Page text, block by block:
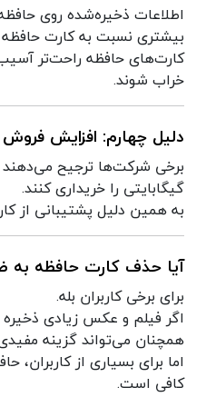
اطلاعات ذخیره‌شده روی
بیشتری نسبت به کارت حافظه
کارت‌های حافظه راحت‌تر
خراب شوند.
دلیل چهارم: افزایش
گیگابایتی را خریداری کنند.
به همین دلیل پشتیبانی از
آیا حذف کارت حافظه به
برای برخی کاربران بله.
اگر فیلم و عکس زیادی
همچنان می‌تواند گزینه
کافی است.